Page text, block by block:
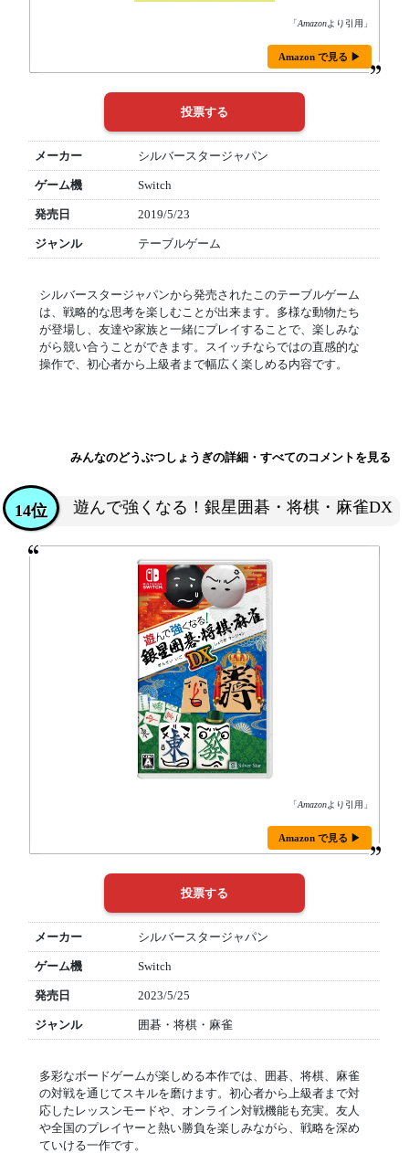
「Amazonより引用」
Amazon で見る ▶
メーカー シルバースタージャパン
ゲーム機 Switch
発売日 2019/5/23
ジャンル テーブルゲーム
シルバースタージャパンから発売されたこのテーブルゲーム
は、戦略的な思考を楽しむことが出来ます。多様な動物たち
が登場し、友達や家族と一緒にプレイすることで、楽しみな
がら競い合うことができます。スイッチならではの直感的な
操作で、初心者から上級者まで幅広く楽しめる内容です。
みんなのどうぶつしょうぎの詳細・すべてのコメントを見る
遊んで強くなる！銀星囲碁・将棋・麻雀DX
14位
「Amazonより引用」
Amazon で見る ▶
メーカー シルバースタージャパン
ゲーム機 Switch
発売日 2023/5/25
ジャンル 囲碁・将棋・麻雀
多彩なボードゲームが楽しめる本作では、囲碁、将棋、麻雀
の対戦を通じてスキルを磨けます。初心者から上級者まで対
応したレッスンモードや、オンライン対戦機能も充実。友人
や全国のプレイヤーと熱い勝負を楽しみながら、戦略を深め
ていける一作です。